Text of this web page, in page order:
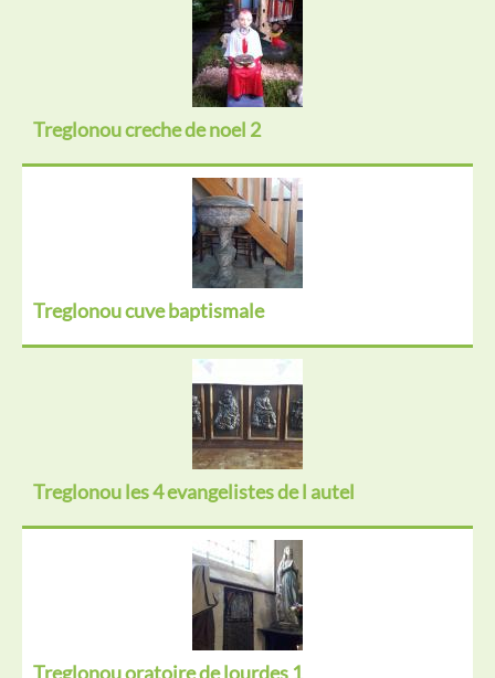
Treglonou creche de noel 2
Treglonou cuve baptismale
Treglonou les 4 evangelistes de l autel
Treglonou oratoire de lourdes 1